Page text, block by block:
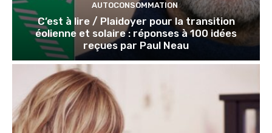
AUTOCONSOMMATION
C’est à lire / Plaidoyer pour la transition
éolienne et solaire : réponses à 100 idées
reçues par Paul Neau